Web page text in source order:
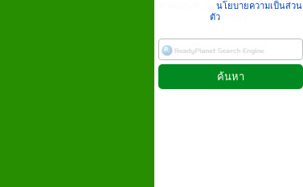
นโยบายความเป็นส่วน
ตัว